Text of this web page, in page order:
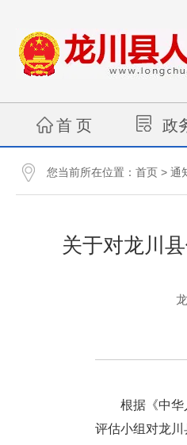
首 页 政
您当前所在位置： 首页 > 通
关于对龙川
根据《中华人
评估小组对龙